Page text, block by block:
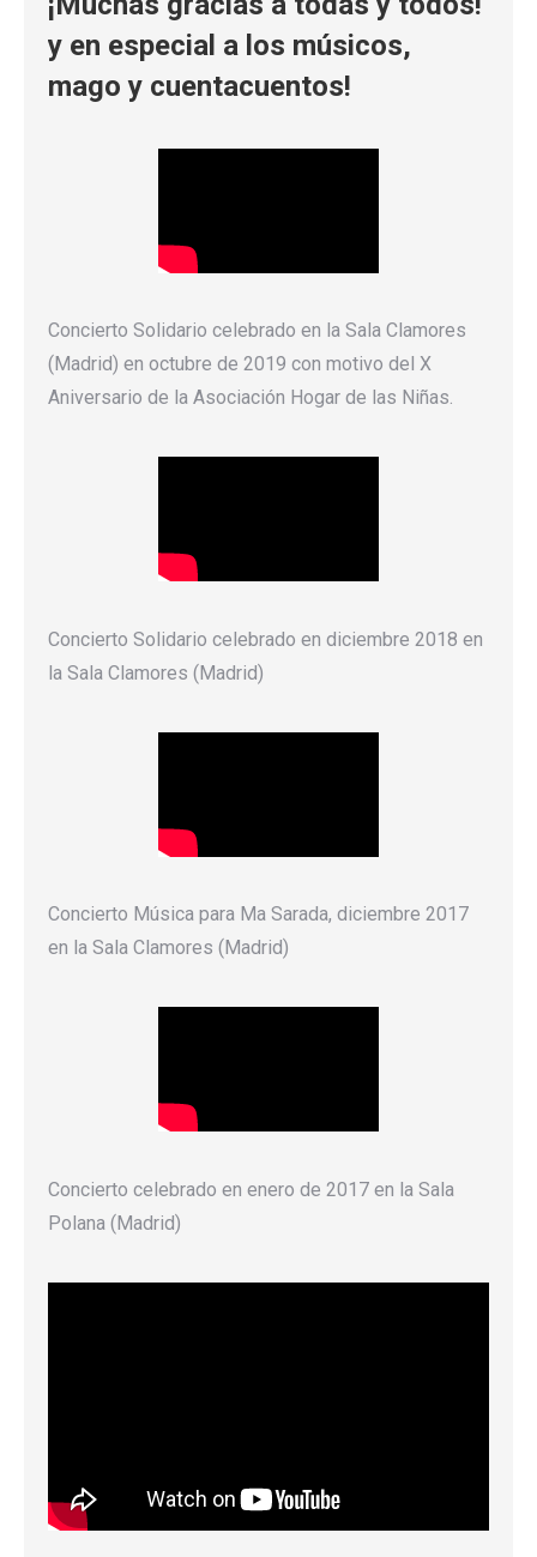
y en especial a los músicos,
mago y cuentacuentos!
Concierto Solidario celebrado en la Sala Clamores
(Madrid) en octubre de 2019 con motivo del X
Aniversario de la Asociación Hogar de las Niñas.
Concierto Solidario celebrado en diciembre 2018 en
la Sala Clamores (Madrid)
Concierto Música para Ma Sarada, diciembre 2017
en la Sala Clamores (Madrid)
Concierto celebrado en enero de 2017 en la Sala
Polana (Madrid)